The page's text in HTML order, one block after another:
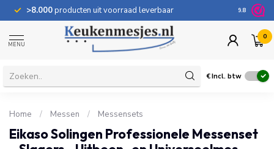
>8.000producten uit voorraad leverbaar 100
9.8
MENU
0
€Incl. btw
Home / Messen / Messensets
Eikaso Solingen Professionele Messenset